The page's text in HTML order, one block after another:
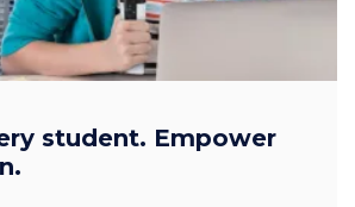
student. Empower